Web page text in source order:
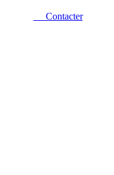
Contacter